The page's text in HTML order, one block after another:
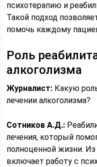
психотерапию и
Такой подход
помочь каждому
Роль
алкоголизма
Журналист: Какую
лечении алкоголизма?
Сотников А.Д.:
лечения, который
полноценной жизни.
включает работу с